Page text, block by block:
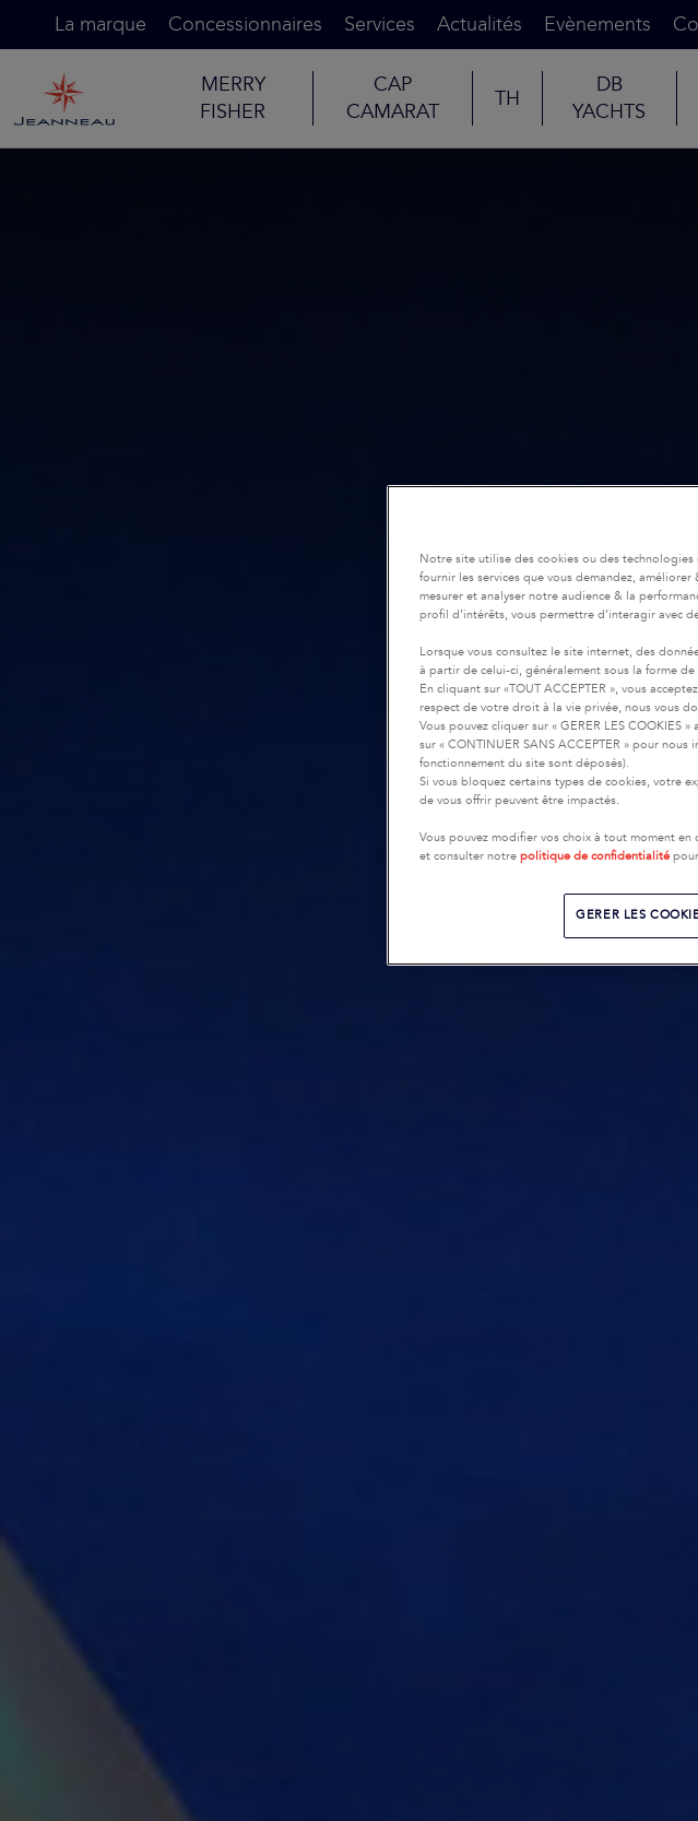
La marque Concessionnaires Services Actualités Evènements
MERRY
FISHER
CAP
CAMARAT
TH
DB
YACHTS
Notre site utilise des cookies ou des
fournir les services que vous demandez,
mesurer et analyser notre audience & la
profil d’intérêts, vous permettre d’interagir avec
Lorsque vous consultez le site internet, des
à partir de celui-ci, généralement sous la forme de
En cliquant sur «TOUT ACCEPTER », vous
respect de votre droit à la vie privée, nous vous
Vous pouvez cliquer sur « GERER LES COOKIES
sur « CONTINUER SANS ACCEPTER » pour
fonctionnement du site sont déposés).
Si vous bloquez certains types de cookies, votre
de vous offrir peuvent être impactés.
Vous pouvez modifier vos choix à tout moment en
et consulter notre politique de confidentialité
GERER LES